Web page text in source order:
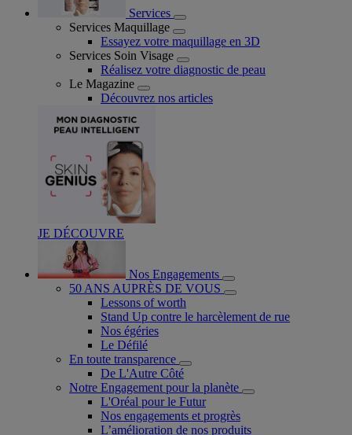
Services
Services Maquillage
Essayez votre maquillage en 3D
Services Soin Visage
Réalisez votre diagnostic de peau
Le Magazine
Découvrez nos articles
JE DÉCOUVRE
Nos Engagements
50 ANS AUPRÈS DE VOUS
Lessons of worth
Stand Up contre le harcèlement de rue
Nos égéries
Le Défilé
En toute transparence
De L'Autre Côté
Notre Engagement pour la planète
L'Oréal pour le Futur
Nos engagements et progrès
L’amélioration de nos produits